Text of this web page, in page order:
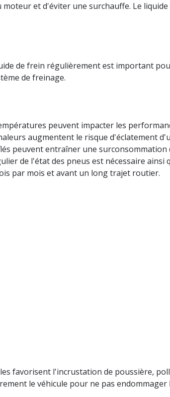
et d'éviter une surchauffe. Le
de frein régulièrement est important
de freinage.
peuvent impacter les
augmentent le risque d'éclatement
peuvent entraîner une surconsommation
de l'état des pneus est nécessaire ainsi
par mois et avant un long trajet routier.
favorisent l'incrustation de poussière,
le véhicule pour ne pas endommager